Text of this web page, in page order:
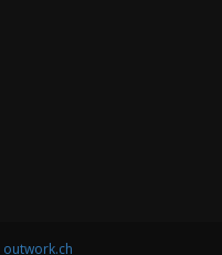
outwork.ch